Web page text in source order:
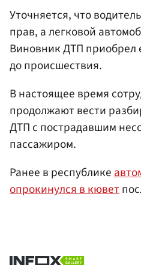
Уточняется, что
прав, а легковой
Виновник ДТП приобрел
до происшествия.
В настоящее время
продолжают вести
ДТП с пострадавшим
пассажиром.
Ранее в республике
опрокинулся в кювет